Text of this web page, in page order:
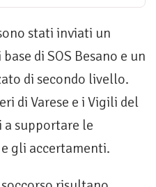
stati inviati un
di SOS Besano e un
di secondo livello.
di Varese e i Vigili del
a supportare le
gli accertamenti.